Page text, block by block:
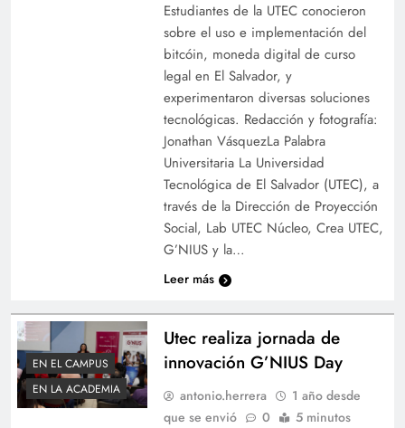
Estudiantes de la UTEC conocieron
sobre el uso e implementación del
bitcóin, moneda digital de curso
legal en El Salvador, y
experimentaron diversas soluciones
tecnológicas. Redacción y fotografía:
Jonathan VásquezLa Palabra
Universitaria La Universidad
Tecnológica de El Salvador (UTEC), a
través de la Dirección de Proyección
Social, Lab UTEC Núcleo, Crea UTEC,
G’NIUS y la…
Leer más
EN EL CAMPUS
EN LA ACADEMIA
Utec realiza jornada de
innovación G’NIUS Day
antonio.herrera
1 año desde
que se envió
0 5 minutos